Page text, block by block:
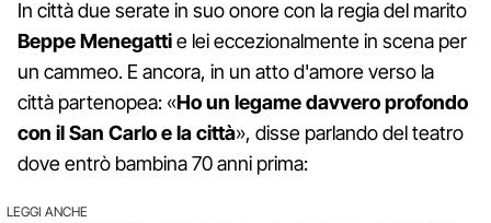
In città due serate in suo onore con la regia del marito
Beppe Menegattie lei eccezionalmente in scena per
un cammeo. E ancora, in un atto d'amore verso la
città partenopea: «Ho un legame davvero profondo
con il San Carlo e la città», disse parlando del teatro
dove entrò bambina 70 anni prima:
LEGGI ANCHE